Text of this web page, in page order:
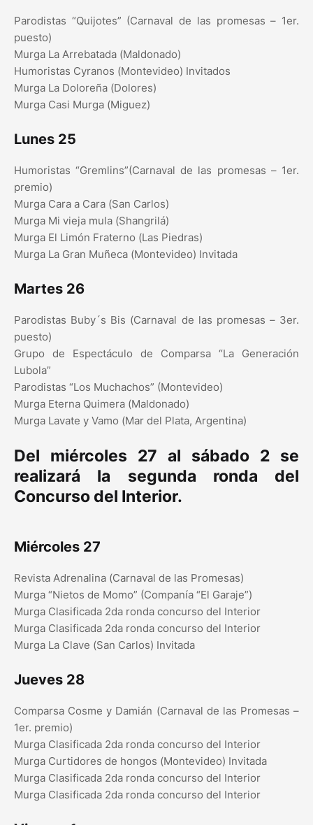
Parodistas “Quijotes” (Carnaval de las promesas – 1er.
puesto)
Murga La Arrebatada (Maldonado)
Humoristas Cyranos (Montevideo) Invitados
Murga La Doloreña (Dolores)
Murga Casi Murga (Miguez)
Lunes 25
Humoristas “Gremlins”(Carnaval de las promesas – 1er.
premio)
Murga Cara a Cara (San Carlos)
Murga Mi vieja mula (Shangrilá)
Murga El Limón Fraterno (Las Piedras)
Murga La Gran Muñeca (Montevideo) Invitada
Martes 26
Parodistas Buby´s Bis (Carnaval de las promesas – 3er.
puesto)
Grupo de Espectáculo de Comparsa “La Generación
Lubola”
Parodistas “Los Muchachos” (Montevideo)
Murga Eterna Quimera (Maldonado)
Murga Lavate y Vamo (Mar del Plata, Argentina)
Del miércoles 27 al sábado 2 se
realizará la segunda ronda del
Concurso del Interior.
Miércoles 27
Revista Adrenalina (Carnaval de las Promesas)
Murga “Nietos de Momo” (Companía “El Garaje”)
Murga Clasificada 2da ronda concurso del Interior
Murga Clasificada 2da ronda concurso del Interior
Murga La Clave (San Carlos) Invitada
Jueves 28
Comparsa Cosme y Damián (Carnaval de las Promesas –
1er. premio)
Murga Clasificada 2da ronda concurso del Interior
Murga Curtidores de hongos (Montevideo) Invitada
Murga Clasificada 2da ronda concurso del Interior
Murga Clasificada 2da ronda concurso del Interior